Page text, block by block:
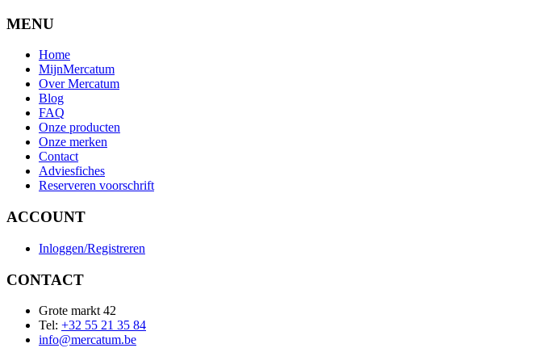
MENU
Home
MijnMercatum
Over Mercatum
Blog
FAQ
Onze producten
Onze merken
Contact
Adviesfiches
Reserveren voorschrift
ACCOUNT
Inloggen/Registreren
CONTACT
Grote markt 42
Tel: +32 55 21 35 84
info@mercatum.be